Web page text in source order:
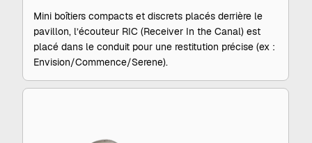
Mini boîtiers compacts et discrets placés derrière le
pavillon, l’écouteur RIC (Receiver In the Canal) est
placé dans le conduit pour une restitution précise (ex :
Envision/Commence/Serene).